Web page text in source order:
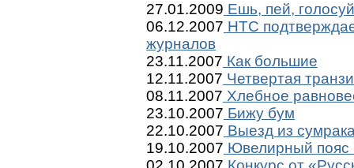
27.01.2009 Ешь, пей,
06.12.2007 НТС
журналов
23.11.2007 Как большие
12.11.2007 Четвертая
08.11.2007 Хлебное
23.10.2007 Бижу бум
22.10.2007 Выезд из
19.10.2007 Ювелирный пояс